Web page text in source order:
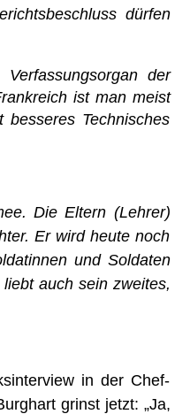
dürfen
der
ist man meist
Technisches
Die Eltern (Lehrer)
Er wird heute noch
und Soldaten
auch sein zweites,
in der Chef-
grinst jetzt: „Ja,